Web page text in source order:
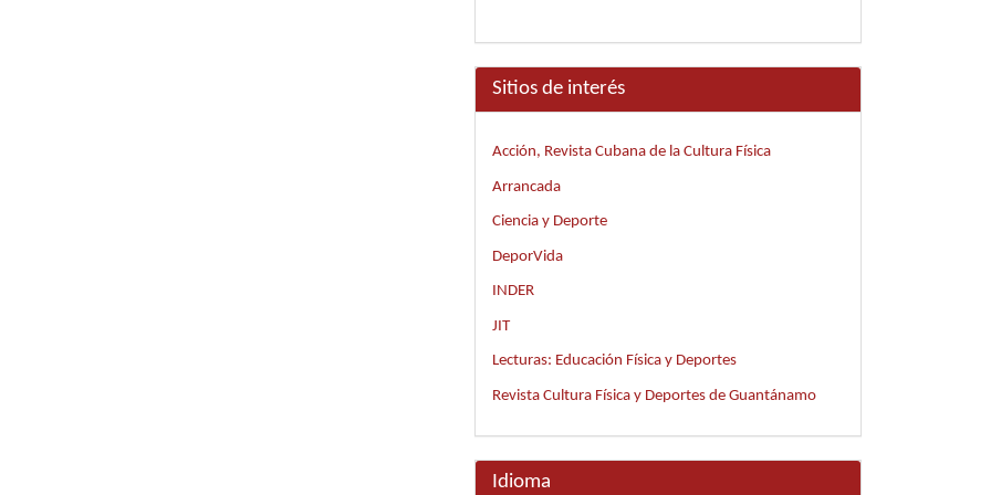
Sitios de interés
Acción, Revista Cubana de la Cultura Física
Arrancada
Ciencia y Deporte
DeporVida
INDER
JIT
Lecturas: Educación Física y Deportes
Revista Cultura Física y Deportes de Guantánamo
Idioma